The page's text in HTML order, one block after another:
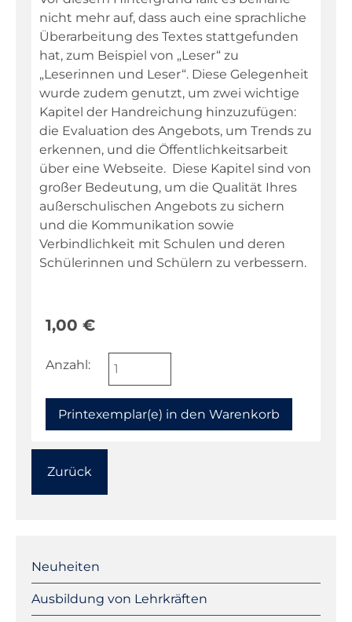
nicht mehr auf, dass auch eine sprachliche
Überarbeitung des Textes stattgefunden
hat, zum Beispiel von „Leser“ zu
„Leserinnen und Leser“. Diese Gelegenheit
wurde zudem genutzt, um zwei wichtige
Kapitel der Handreichung hinzuzufügen:
die Evaluation des Angebots, um Trends zu
erkennen, und die Öffentlichkeitsarbeit
über eine Webseite. Diese Kapitel sind von
großer Bedeutung, um die Qualität Ihres
außerschulischen Angebots zu sichern
und die Kommunikation sowie
Verbindlichkeit mit Schulen und deren
Schülerinnen und Schülern zu verbessern.
1,00 €
Anzahl:
Zurück
überspringen
Neuheiten
Ausbildung von Lehrkräften